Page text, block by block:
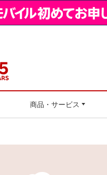
商品・サービス